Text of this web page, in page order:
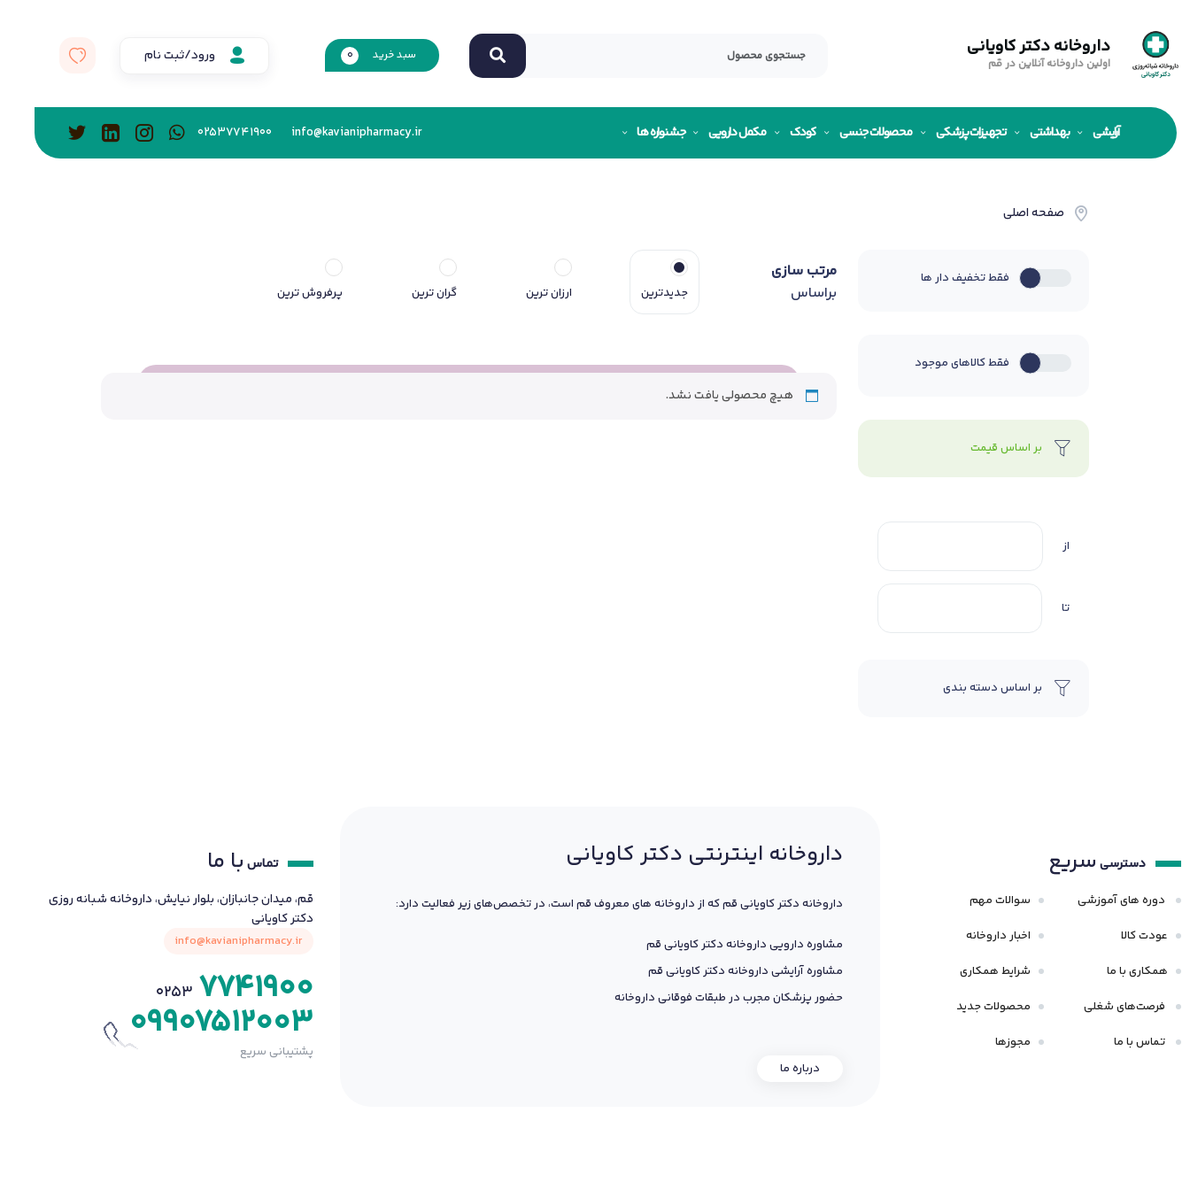
داروخانه دکتر کاویانی
اولین داروخانه آنلاین در قم
سبد خرید 0 ورود/ثبت نام
آرایشی بهداشتی تجهیزات پزشکی محصولات جنسی کودک مکمل دارویی جشنواره ها info@kavianipharmacy.ir
02537741900
صفحه اصلی
فقط تخفیف دار ها
فقط کالاهای موجود
بر اساس قیمت
از
تا
بر اساس دسته بندی
مرتب سازی
براساس
جدیدترین ارزان ترین گران ترین پرفروش ترین
هیچ محصولی یافت نشد.
دسترسی سریع
دوره های آموزشی
عودت کالا
همکاری با ما
فرصت‌های شغلی
تماس با ما
سوالات مهم
اخبار داروخانه
شرایط همکاری
محصولات جدید
مجوزها
داروخانه اینترنتی دکتر کاویانی
داروخانه دکتر کاویانی قم که از داروخانه های معروف قم است، در تخصص‌های زیر فعالیت دارد:
مشاوره دارویی داروخانه دکتر کاویانی قم
مشاوره آرایشی داروخانه دکتر کاویانی قم
حضور پزشکان مجرب در طبقات فوقانی داروخانه
درباره ما
تماس با ما
قم، میدان جانبازان، بلوار نیایش، داروخانه شبانه روزی
دکتر کاویانی
info@kavianipharmacy.ir
0253 7741900
09907512003
پشتیبانی سریع